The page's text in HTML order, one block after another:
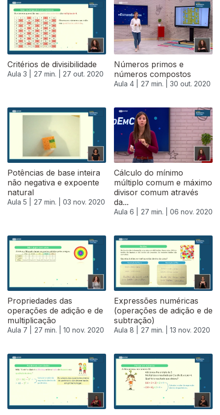
Critérios de divisibilidade
Aula 3 | 27 min. | 27 out. 2020
Números primos e
números compostos
Aula 4 | 27 min. | 30 out. 2020
Potências de base inteira
não negativa e expoente
natural
Aula 5 | 27 min. | 03 nov. 2020
Cálculo do mínimo
múltiplo comum e máximo
divisor comum através
da...
Aula 6 | 27 min. | 06 nov. 2020
Propriedades das
operações de adição e de
multiplicação
Aula 7 | 27 min. | 10 nov. 2020
Expressões numéricas
(operações de adição e de
subtração)
Aula 8 | 27 min. | 13 nov. 2020